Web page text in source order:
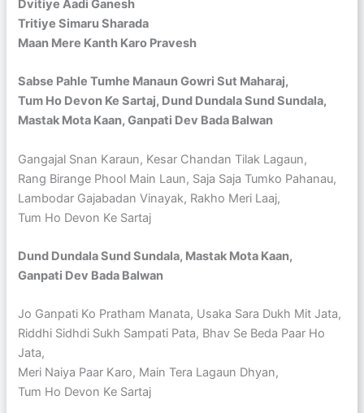
Dvitiye Aadi Ganesh
Tritiye Simaru Sharada
Maan Mere Kanth Karo Pravesh
Sabse Pahle Tumhe Manaun Gowri Sut Maharaj,
Tum Ho Devon Ke Sartaj, Dund Dundala Sund Sundala,
Mastak Mota Kaan, Ganpati Dev Bada Balwan
Gangajal Snan Karaun, Kesar Chandan Tilak Lagaun,
Rang Birange Phool Main Laun, Saja Saja Tumko Pahanau,
Lambodar Gajabadan Vinayak, Rakho Meri Laaj,
Tum Ho Devon Ke Sartaj
Dund Dundala Sund Sundala, Mastak Mota Kaan,
Ganpati Dev Bada Balwan
Jo Ganpati Ko Pratham Manata, Usaka Sara Dukh Mit Jata,
Riddhi Sidhdi Sukh Sampati Pata, Bhav Se Beda Paar Ho
Jata,
Meri Naiya Paar Karo, Main Tera Lagaun Dhyan,
Tum Ho Devon Ke Sartaj